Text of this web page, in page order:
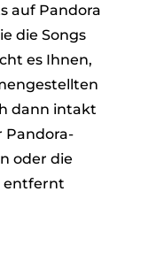
auf Pandora
die Songs
es Ihnen,
dann intakt
Pandora-
oder die
entfernt